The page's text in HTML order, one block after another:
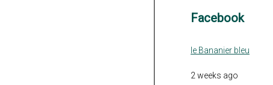
Facebook
le Bananier bleu
2 weeks ago